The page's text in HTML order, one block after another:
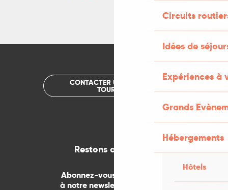
Circuits
Idées de
Expériences à
Grands
Hébergements
Hôtels
CONTACTER UN OFFICE DE
TOURISME
Restons connectés
Abonnez-vous gratuitement
à notre newsletter mensuelle